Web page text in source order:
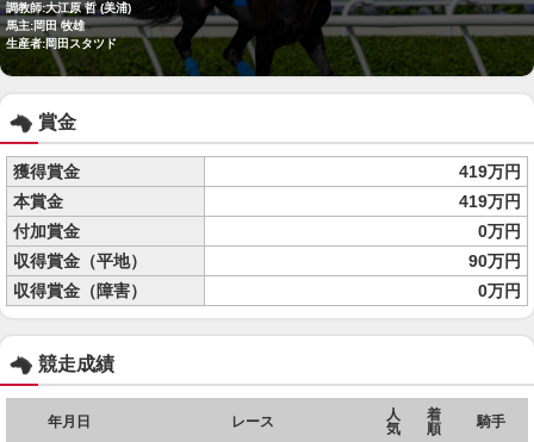
調教師:大江原 哲 (美浦)
馬主:岡田 牧雄
生産者:岡田スタツド
賞金
獲得賞金
419万円
本賞金
419万円
付加賞金
0万円
収得賞金（平地）
90万円
収得賞金（障害）
0万円
競走成績
年月日 レース
人
気
着
順
騎手